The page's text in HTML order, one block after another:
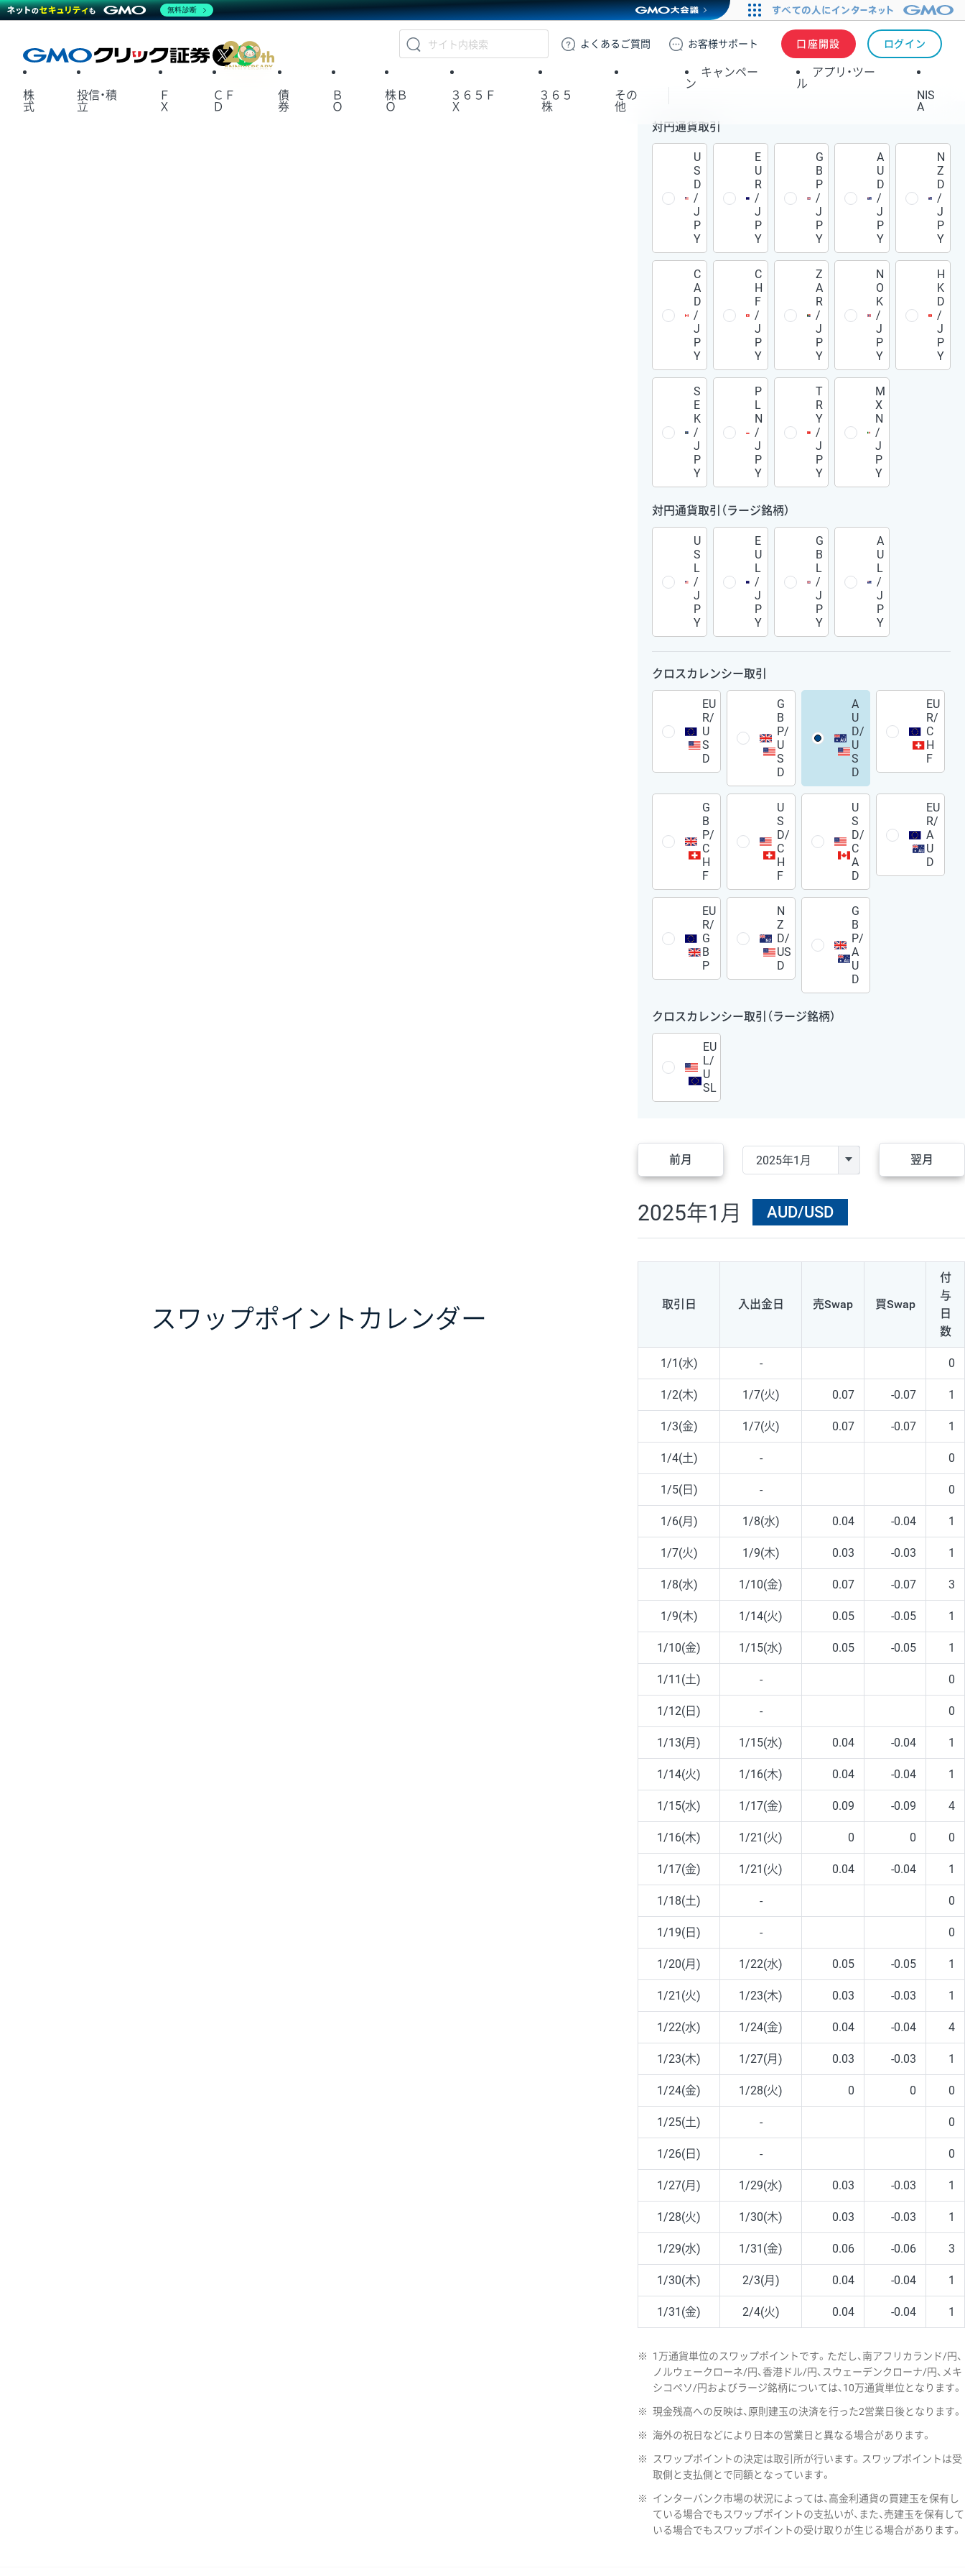
GMOクリック証券
よくある ご質問 お客様サポート 口座開設 ログイン
X
株
式
投信・積
立
Ｆ
Ｘ
ＣＦ
Ｄ
債
券
Ｂ
Ｏ
株Ｂ
Ｏ
３６５Ｆ
Ｘ
３６５
株
その
他
キャンペー
ン
アプリ・ツー
ル
NIS
A
スワップポイント カレンダー
対円通貨取引
U
S
D
/
J
P
Y
E
U
R
/
J
P
Y
G
B
P
/
J
P
Y
A
U
D
/
J
P
Y
N
Z
D
/
J
P
Y
C
A
D
/
J
P
Y
C
H
F
/
J
P
Y
Z
A
R
/
J
P
Y
N
O
K
/
J
P
Y
H
K
D
/
J
P
Y
S
E
K
/
J
P
Y
P
L
N
/
J
P
Y
T
R
Y
/
J
P
Y
M
X
N
/
J
P
Y
対円通貨取引（ラージ銘柄）
U
S
L
/
J
P
Y
E
U
L
/
J
P
Y
G
B
L
/
J
P
Y
A
U
L
/
J
P
Y
クロスカレンシー取引
EU
R/
U
S
D
G
B
P/
U
S
D
A
U
D/
U
S
D
EU
R/
C
H
F
G
B
P/
C
H
F
U
S
D/
C
H
F
U
S
D/
C
A
D
EU
R/
A
U
D
EU
R/
G
B
P
N
Z
D/
US
D
G
B
P/
A
U
D
クロスカレンシー取引（ラージ銘柄）
EU
L/
U
SL
前月 翌月
2025年1月 AUD/USD
取引日 入出金日 売Swap 買Swap
付
与
日
数
1/1(水) - 0
1/2(木) 1/7(火) 0.07 -0.07 1
1/3(金) 1/7(火) 0.07 -0.07 1
1/4(土) - 0
1/5(日) - 0
1/6(月) 1/8(水) 0.04 -0.04 1
1/7(火) 1/9(木) 0.03 -0.03 1
1/8(水) 1/10(金) 0.07 -0.07 3
1/9(木) 1/14(火) 0.05 -0.05 1
1/10(金) 1/15(水) 0.05 -0.05 1
1/11(土) - 0
1/12(日) - 0
1/13(月) 1/15(水) 0.04 -0.04 1
1/14(火) 1/16(木) 0.04 -0.04 1
1/15(水) 1/17(金) 0.09 -0.09 4
1/16(木) 1/21(火) 0 0 0
1/17(金) 1/21(火) 0.04 -0.04 1
1/18(土) - 0
1/19(日) - 0
1/20(月) 1/22(水) 0.05 -0.05 1
1/21(火) 1/23(木) 0.03 -0.03 1
1/22(水) 1/24(金) 0.04 -0.04 4
1/23(木) 1/27(月) 0.03 -0.03 1
1/24(金) 1/28(火) 0 0 0
1/25(土) - 0
1/26(日) - 0
1/27(月) 1/29(水) 0.03 -0.03 1
1/28(火) 1/30(木) 0.03 -0.03 1
1/29(水) 1/31(金) 0.06 -0.06 3
1/30(木) 2/3(月) 0.04 -0.04 1
1/31(金) 2/4(火) 0.04 -0.04 1
※
1万通貨単位のスワップポイントです。ただし、南アフリカランド/円、
ノルウェークローネ/円、香港ドル/円、スウェーデンクローナ/円、メキ
シコペソ/円およびラージ銘柄については、10万通貨単位となります。
※ 現金残高への反映は、原則建玉の決済を行った2営業日後となります。
※ 海外の祝日などにより日本の営業日と異なる場合があります。
※
スワップポイントの決定は取引所が行います。スワップポイントは受
取側と支払側とで同額となっています。
※
インターバンク市場の状況によっては、高金利通貨の買建玉を保有し
ている場合でもスワップポイントの支払いが、また、売建玉を保有して
いる場合でもスワップポイントの受け取りが生じる場合があります。
無料診断